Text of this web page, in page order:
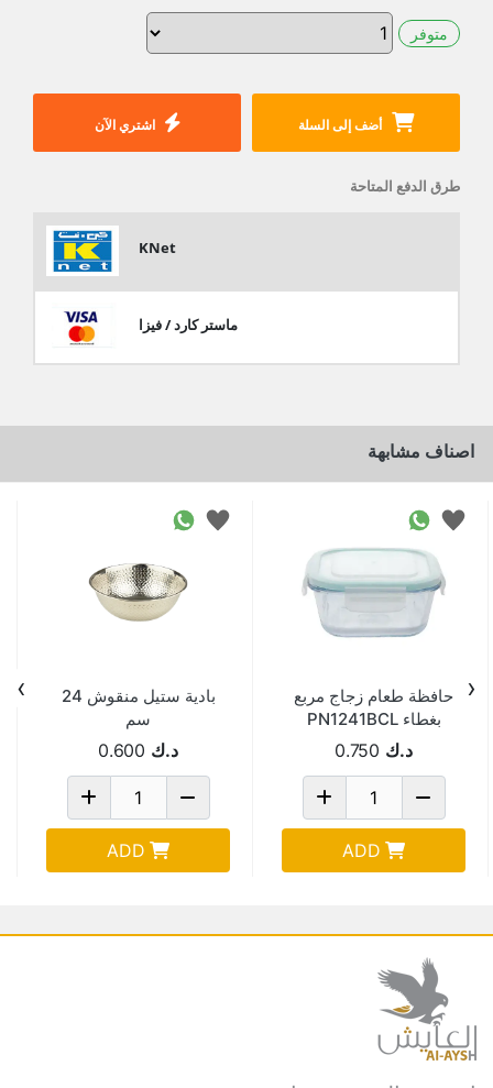
متوفر
أضف إلى السلة اشتري الآن
طرق الدفع المتاحة
KNet
ماستر كارد / فيزا
اصناف مشابهة
حافظة طعام زجاج مربع
بغطاء PN1241BCL
د.ك 0.750
ADD
بادية ستيل منقوش 24
سم
د.ك 0.600
ADD
‹
›